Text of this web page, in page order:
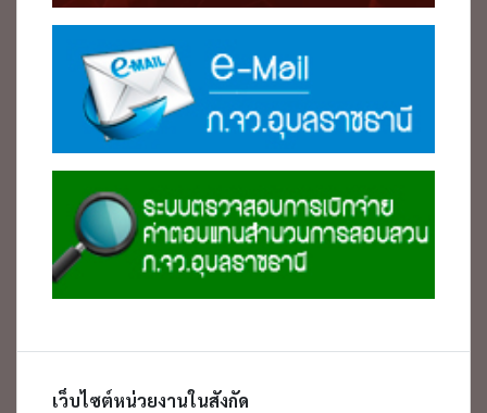
เว็บไซต์หน่วยงานในสังกัด